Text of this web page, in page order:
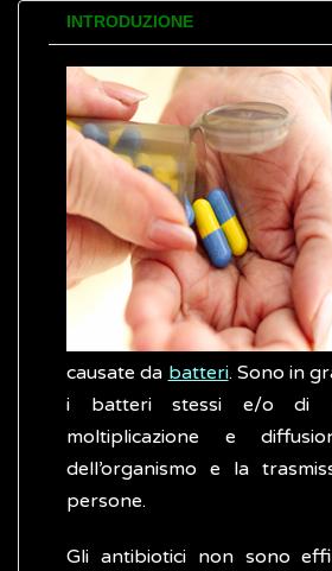
INTRODUZIONE
causate da batteri. Sono in
i batteri stessi e/o di
moltiplicazione e
dell’organismo e la
persone.
Gli antibiotici non sono